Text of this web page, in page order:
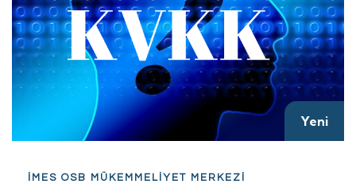
Yeni
İMES OSB MÜKEMMELİYET MERKEZİ